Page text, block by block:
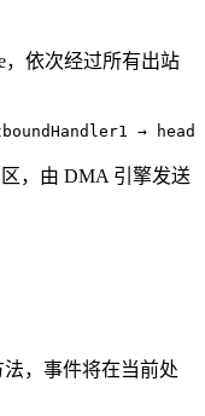
，依次经过所有出站
→ head
，由 DMA 引擎发送
，事件将在当前处